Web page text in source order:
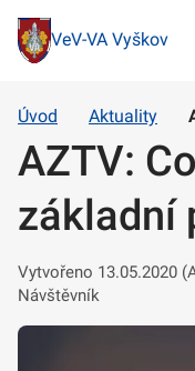
VeV-VA Vyškov
Úvod Aktuality
AZTV:
základní
Vytvořeno 13.05.2020
Návštěvník